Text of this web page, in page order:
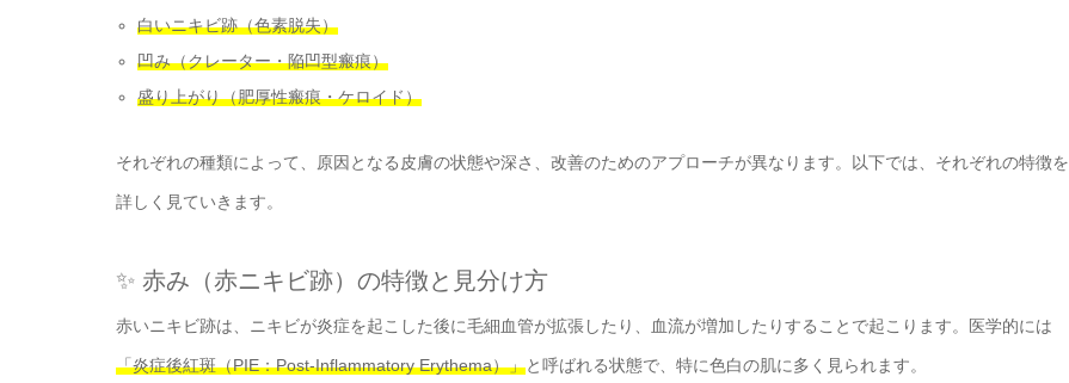
白いニキビ跡（色素脱失）
凹み（クレーター・陥凹型瘢痕）
盛り上がり（肥厚性瘢痕・ケロイド）
それぞれの種類によって、原因となる皮膚の状態や深さ、改善のためのアプローチが異なります。以下では、それぞれの特徴を
詳しく見ていきます。
✨ 赤み（赤ニキビ跡）の特徴と見分け方
赤いニキビ跡は、ニキビが炎症を起こした後に毛細血管が拡張したり、血流が増加したりすることで起こります。医学的には
「炎症後紅斑（PIE：Post-Inflammatory Erythema）」と呼ばれる状態で、特に色白の肌に多く見られます。